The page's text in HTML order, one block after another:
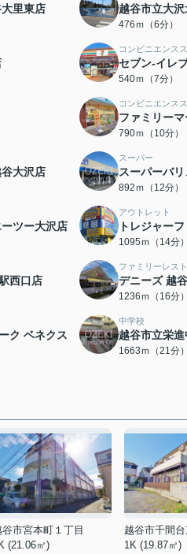
里東店 越谷市立大
476ｍ（6分）
コンビニエンス
セブン-イレ
540ｍ（7分）
コンビニエンス
ファミリー
790ｍ（10分）
大沢店
スーパー
スーパーバ
892ｍ（12分）
ツー大沢店
アウトレット
トレジャー
1095ｍ（14分）
西口店
ファミリーレス
デニーズ 越
1236ｍ（16分）
ク ベネクス
中学校
越谷市立栄
1663ｍ（21分）
谷市宮本町１丁目
(21.06㎡)
越谷市千間台
1K (19.87㎡)